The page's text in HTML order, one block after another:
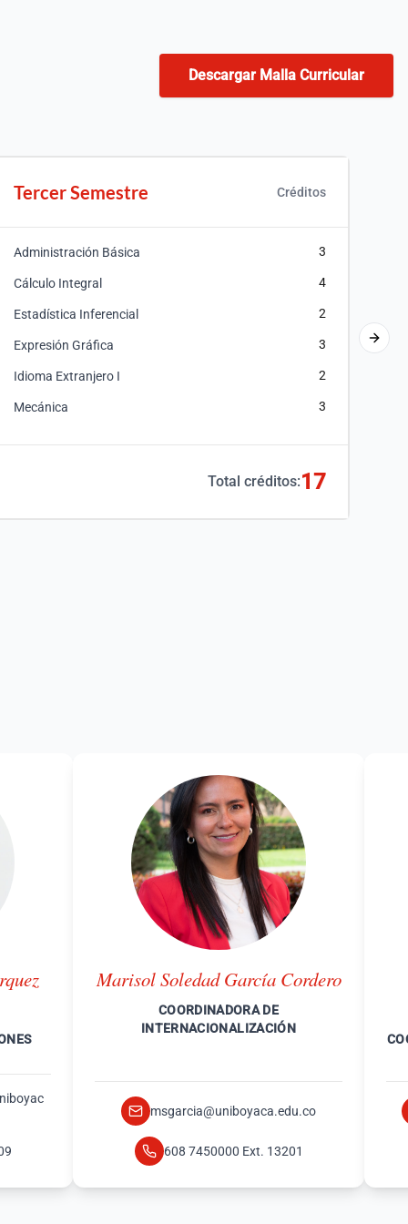
Descargar Malla Curricular
Tercer Semestre Créditos
Administración Básica 3
Cálculo Integral 4
Estadística Inferencial 2
Expresión Gráfica 3
Idioma Extranjero I 2
Mecánica 3
Total créditos:17
Marisol Soledad García Cordero
COORDINADORA DE
INTERNACIONALIZACIÓN
msgarcia@uniboyaca.edu.co
608 7450000 Ext. 13201